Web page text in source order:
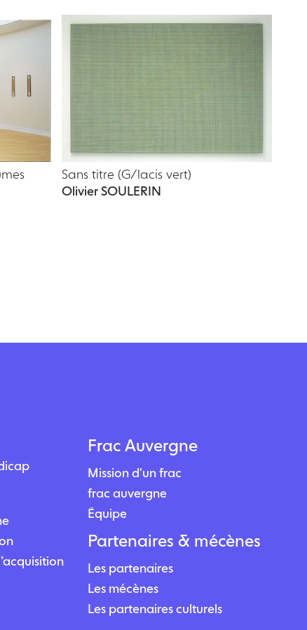
Sans titre (G/lacis vert)
Olivier SOULERIN
Frac Auvergne
Mission d'un frac
frac auvergne
Équipe
Partenaires & mécènes
Les partenaires
Les mécènes
Les partenaires culturels